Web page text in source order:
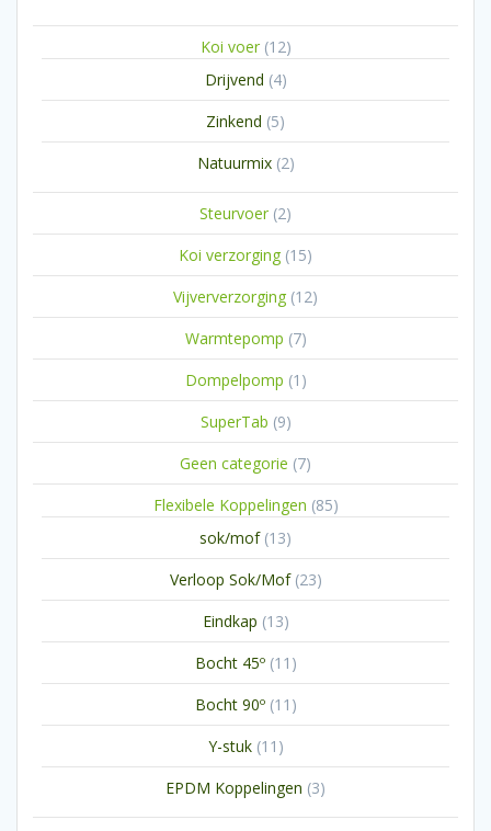
Koi voer 1212
Drijvend 44
producten
Zinkend 55
producten
Natuurmix 22
Steurvoer 22
producten
Koi verzorging 1515
producten
Vijververzorging 1212
producten
Warmtepomp 77
producten
Dompelpomp 1 1
product
SuperTab 99
producten
Geen categorie 77
producten
Flexibele Koppelingen 8585
sok/mof 1313
producten
Verloop Sok/Mof 2323
producten
Eindkap 1313
producten
Bocht 45º 11 11
producten
Bocht 90º 11 11
producten
Y-stuk 11 11
producten
EPDM Koppelingen 33